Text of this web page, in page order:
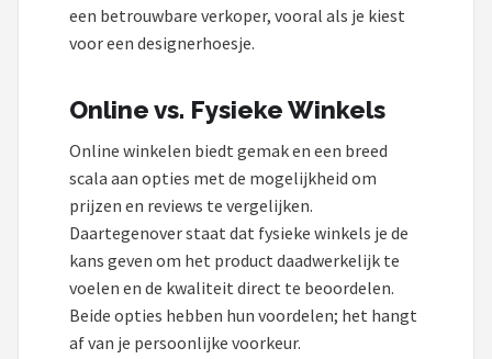
een betrouwbare verkoper, vooral als je kiest
voor een designerhoesje.
Online vs. Fysieke Winkels
Online winkelen biedt gemak en een breed
scala aan opties met de mogelijkheid om
prijzen en reviews te vergelijken.
Daartegenover staat dat fysieke winkels je de
kans geven om het product daadwerkelijk te
voelen en de kwaliteit direct te beoordelen.
Beide opties hebben hun voordelen; het hangt
af van je persoonlijke voorkeur.